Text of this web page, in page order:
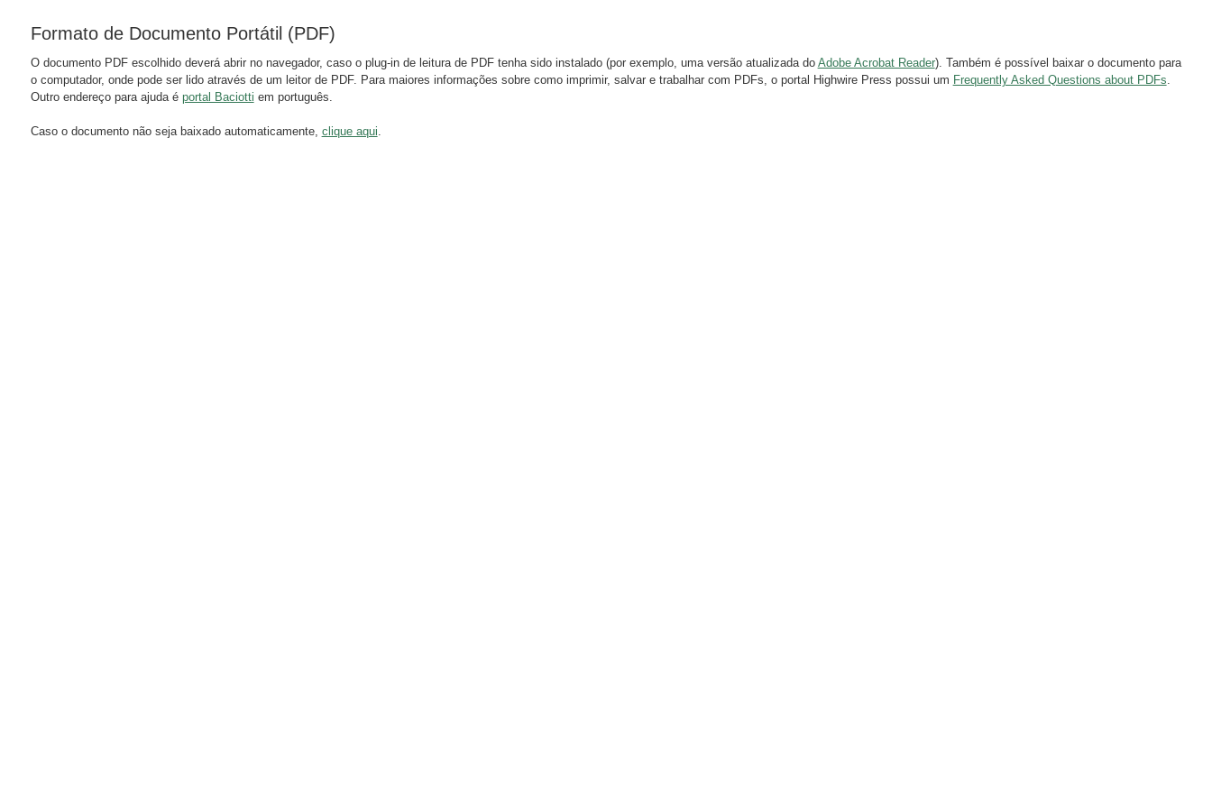
Formato de Documento Portátil (PDF)
O documento PDF escolhido deverá abrir no navegador, caso o plug-in de leitura de PDF tenha sido instalado (por exemplo, uma versão atualizada do Adobe Acrobat Reader). Também é possível baixar o documento para
o computador, onde pode ser lido através de um leitor de PDF. Para maiores informações sobre como imprimir, salvar e trabalhar com PDFs, o portal Highwire Press possui um Frequently Asked Questions about PDFs
Outro endereço para ajuda é portal Baciotti em português.
Caso o documento não seja baixado automaticamente, clique aqui